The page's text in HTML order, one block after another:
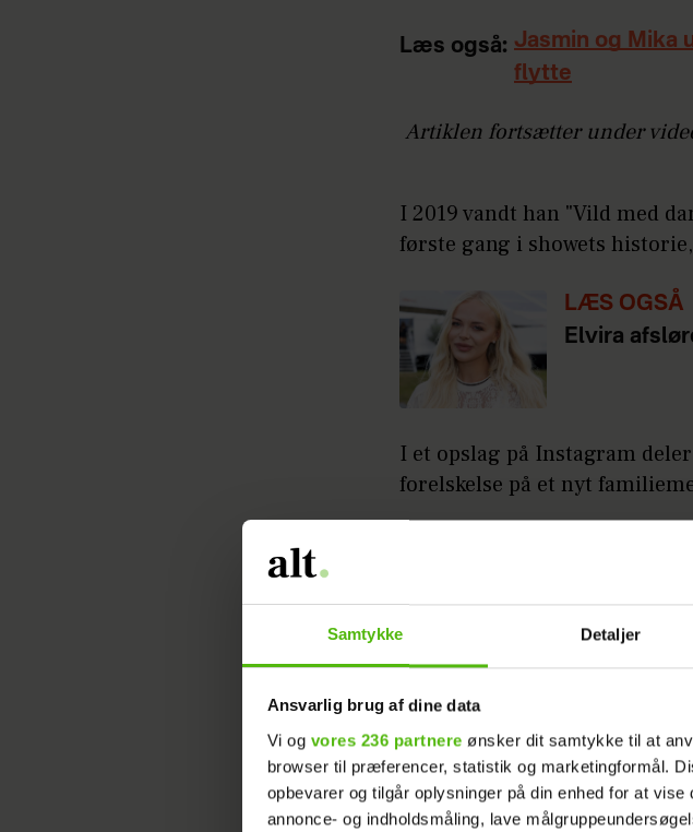
Samtykke Detaljer
Ansvarlig brug af dine data
Vi og vores 236 partnere ønsker dit samtykke til at
browser til præferencer, statistik og marketingformål.
opbevarer og tilgår oplysninger på din enhed for at
annonce- og indholdsmåling, lave
Læs også: Jasmin og Mika
flytte
Artiklen fortsætter under
I 2019 vandt han "Vild med
første gang i showets
LÆS OGSÅ
Elvira
I et opslag på Instagram
forelskelse på et nyt
øjne, er helt hvid med en lille
skriver Jakob
tilbage: